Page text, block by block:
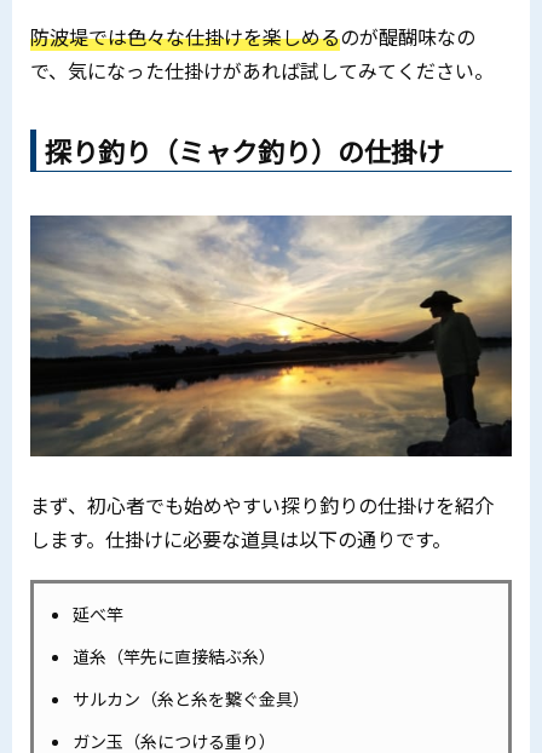
防波堤では色々な仕掛けを楽しめるのが醍醐味なの
で、気になった仕掛けがあれば試してみてください。
探り釣り（ミャク釣り）の仕掛け
まず、初心者でも始めやすい探り釣りの仕掛けを紹介
します。仕掛けに必要な道具は以下の通りです。
延べ竿
道糸（竿先に直接結ぶ糸）
サルカン（糸と糸を繋ぐ金具）
ガン玉（糸につける重り）